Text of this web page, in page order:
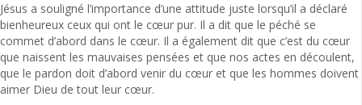
Jésus a souligné l’importance d’une attitude juste lorsqu’il a déclaré
bienheureux ceux qui ont le cœur pur. Il a dit que le péché se
commet d’abord dans le cœur. Il a également dit que c’est du cœur
que naissent les mauvaises pensées et que nos actes en découlent,
que le pardon doit d’abord venir du cœur et que les hommes doivent
aimer Dieu de tout leur cœur.